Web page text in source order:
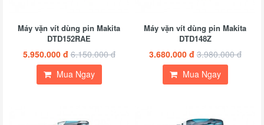
Máy vặn vít dùng pin Makita
DTD152RAE
5.950.000 đ 6.150.000 đ
Mua Ngay
Máy vặn vít dùng pin Makita
DTD148Z
3.680.000 đ 3.980.000 đ
Mua Ngay